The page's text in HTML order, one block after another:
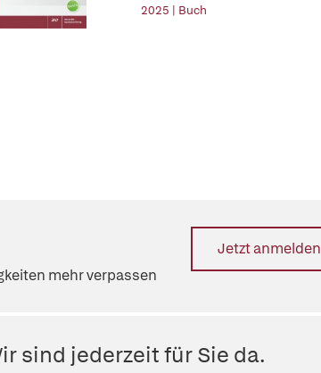
2025 | Buch
mehr verpassen
Jetzt anmelden
sind jederzeit für Sie da.